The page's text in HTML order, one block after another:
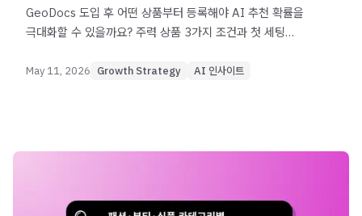
GeoDocs 도입 후 어떤 상품부터 등록해야 AI 추천 확률을
극대화할 수 있을까요? 주력 상품 3가지 조건과 첫 세팅
May 11, 2026 Growth Strategy AI 인사이트